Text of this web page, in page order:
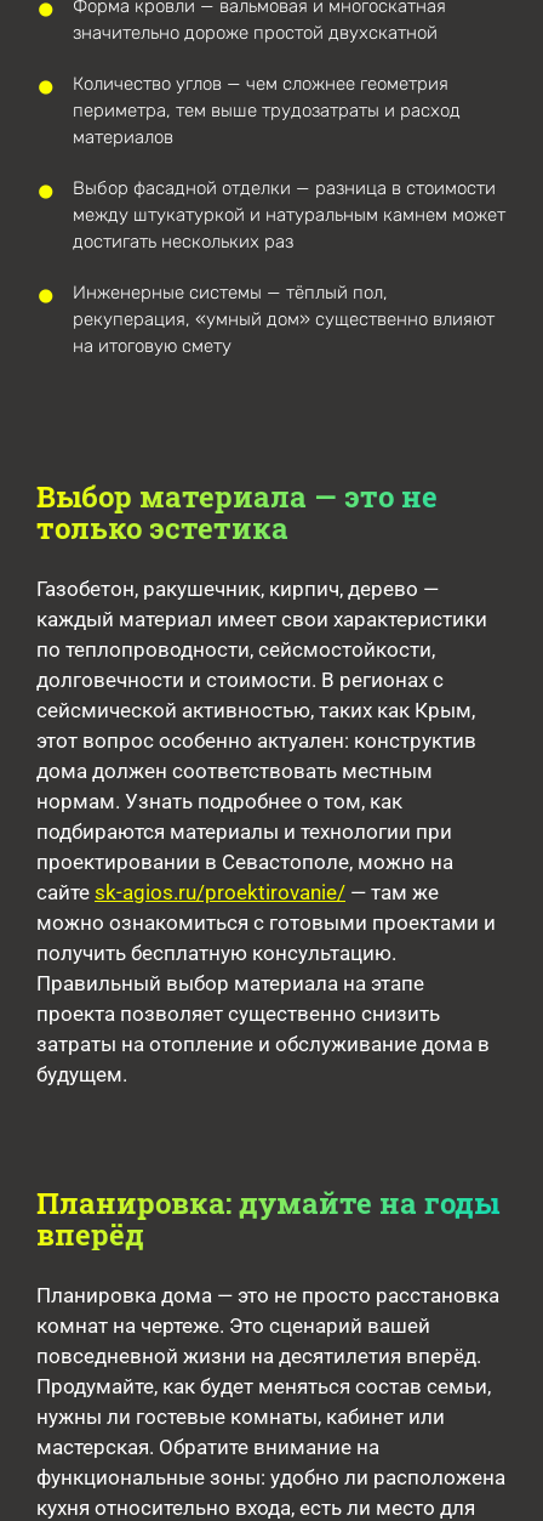
Форма кровли — вальмовая и многоскатная
значительно дороже простой двухскатной
Количество углов — чем сложнее геометрия
периметра, тем выше трудозатраты и расход
материалов
Выбор фасадной отделки — разница в стоимости
между штукатуркой и натуральным камнем может
достигать нескольких раз
Инженерные системы — тёплый пол,
рекуперация, «умный дом» существенно влияют
на итоговую смету
Выбор материала — это не
только эстетика
Газобетон, ракушечник, кирпич, дерево —
каждый материал имеет свои характеристики
по теплопроводности, сейсмостойкости,
долговечности и стоимости. В регионах с
сейсмической активностью, таких как Крым,
этот вопрос особенно актуален: конструктив
дома должен соответствовать местным
нормам. Узнать подробнее о том, как
подбираются материалы и технологии при
проектировании в Севастополе, можно на
сайте sk-agios.ru/proektirovanie/ — там же
можно ознакомиться с готовыми проектами и
получить бесплатную консультацию.
Правильный выбор материала на этапе
проекта позволяет существенно снизить
затраты на отопление и обслуживание дома в
будущем.
Планировка: думайте на годы
вперёд
Планировка дома — это не просто расстановка
комнат на чертеже. Это сценарий вашей
повседневной жизни на десятилетия вперёд.
Продумайте, как будет меняться состав семьи,
нужны ли гостевые комнаты, кабинет или
мастерская. Обратите внимание на
функциональные зоны: удобно ли расположена
кухня относительно входа, есть ли место для